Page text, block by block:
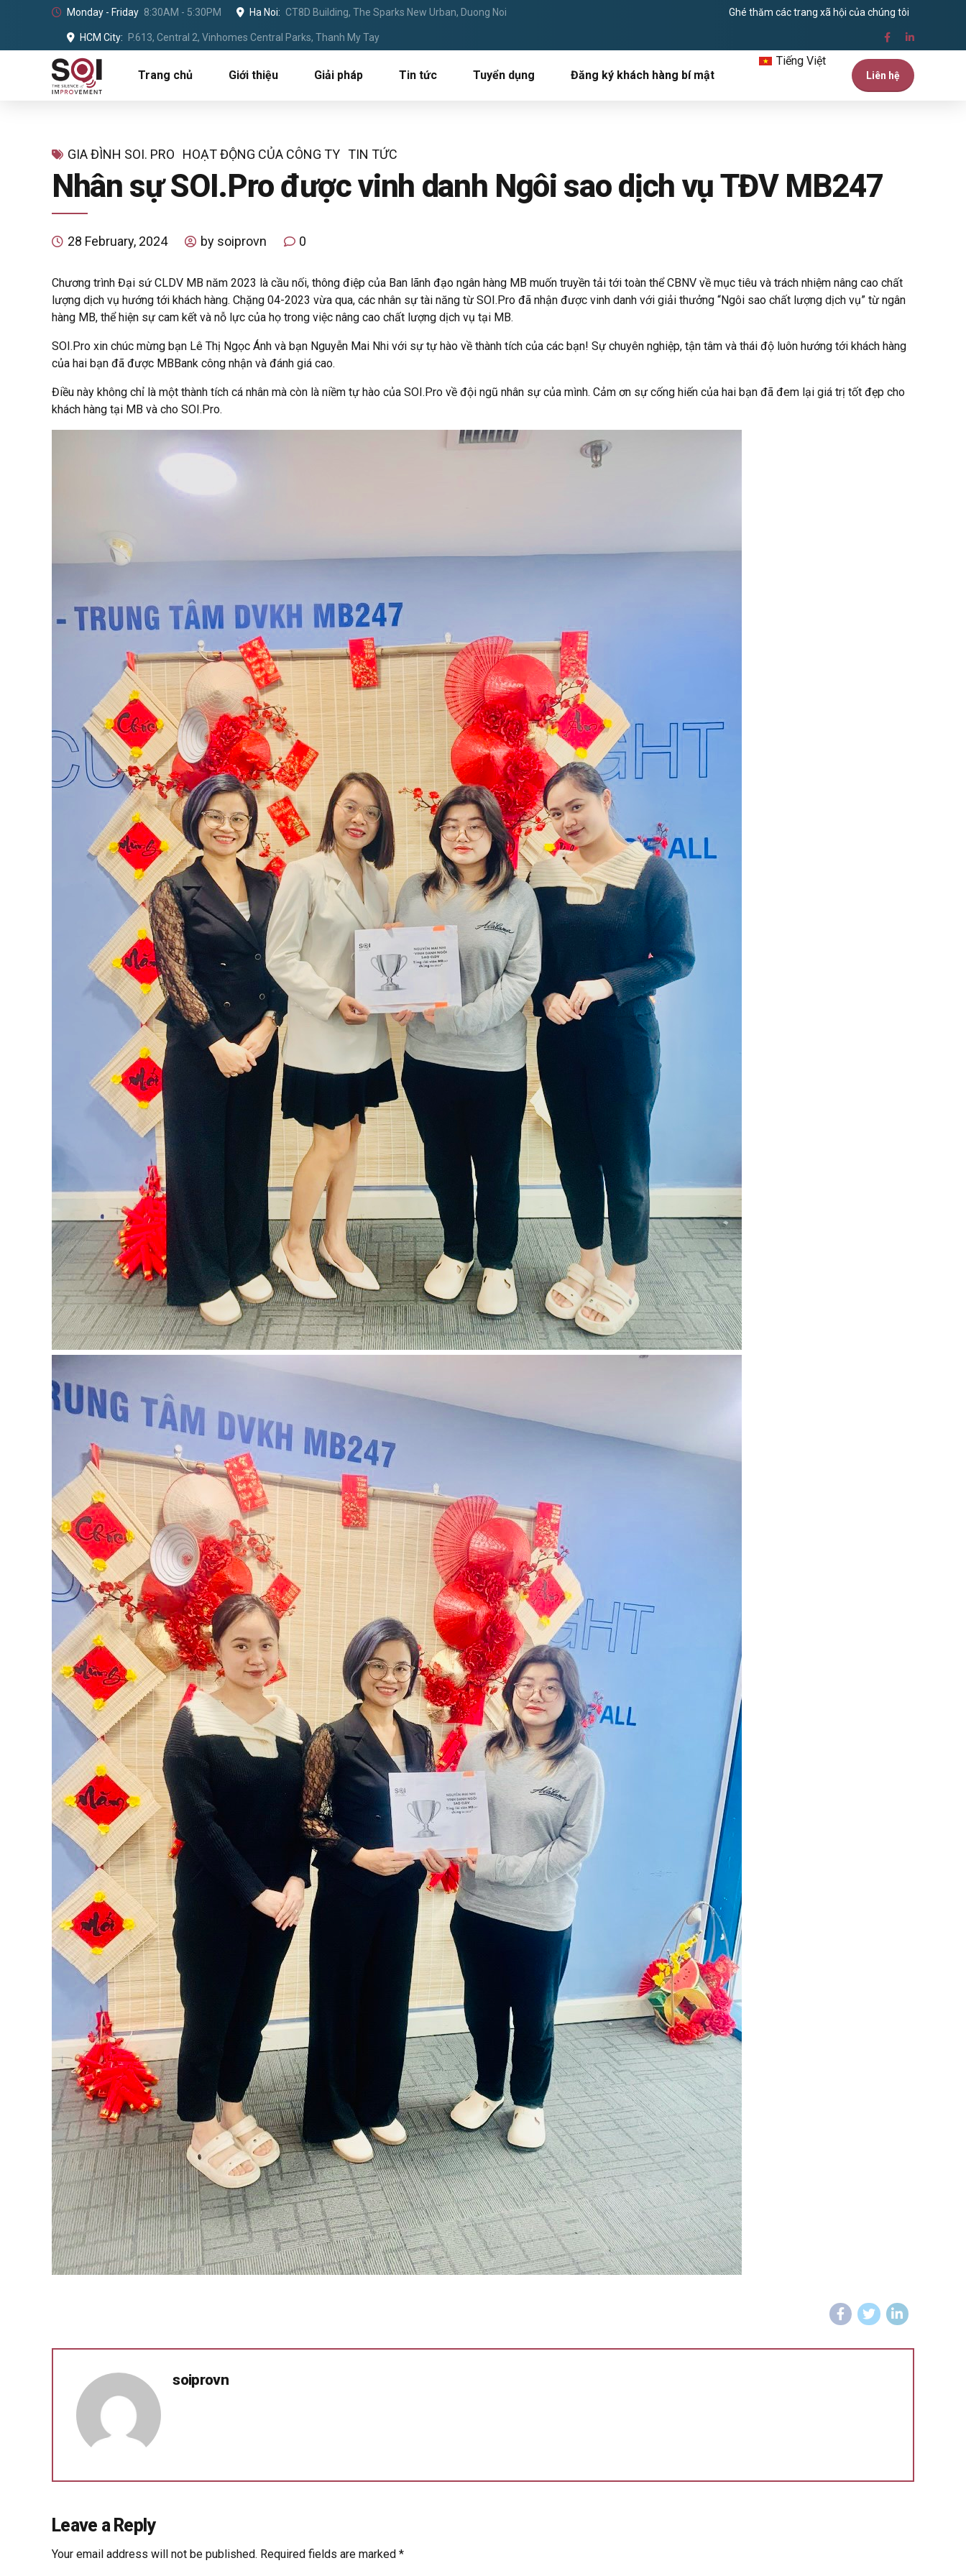
Monday - Friday 8:30AM - 5:30PM Ha Noi: CT8D Building, The Sparks New Urban, Duong Noi
HCM City: P.613, Central 2, Vinhomes Central Parks, Thanh My Tay
Ghé thăm các trang xã hội của chúng tôi
Tiếng Việt
Liên hệ
Trang chủ Giới thiệu Giải pháp Tin tức Tuyển dụng Đăng ký khách hàng bí mật
GIA ĐÌNH SOI. PRO HOẠT ĐỘNG CỦA CÔNG TY TIN TỨC
Nhân sự SOI.Pro được vinh danh Ngôi sao dịch vụ TĐV MB247
28 February, 2024 by soiprovn 0
Chương trình Đại sứ CLDV MB năm 2023 là cầu nối, thông điệp của Ban lãnh đạo ngân hàng MB muốn truyền tải tới toàn thể CBNV về mục tiêu và trách nhiệm nâng cao chất
lượng dịch vụ hướng tới khách hàng. Chặng 04-2023 vừa qua, các nhân sự tài năng từ SOI.Pro đã nhận được vinh danh với giải thưởng “Ngôi sao chất lượng dịch vụ” từ ngân
hàng MB, thể hiện sự cam kết và nỗ lực của họ trong việc nâng cao chất lượng dịch vụ tại MB.
SOI.Pro xin chúc mừng bạn Lê Thị Ngọc Ánh và bạn Nguyễn Mai Nhi với sự tự hào về thành tích của các bạn! Sự chuyên nghiệp, tận tâm và thái độ luôn hướng tới khách hàng
của hai bạn đã được MBBank công nhận và đánh giá cao.
Điều này không chỉ là một thành tích cá nhân mà còn là niềm tự hào của SOI.Pro về đội ngũ nhân sự của mình. Cảm ơn sự cống hiến của hai bạn đã đem lại giá trị tốt đẹp cho
khách hàng tại MB và cho SOI.Pro.
soiprovn
Leave a Reply
Your email address will not be published. Required fields are marked *